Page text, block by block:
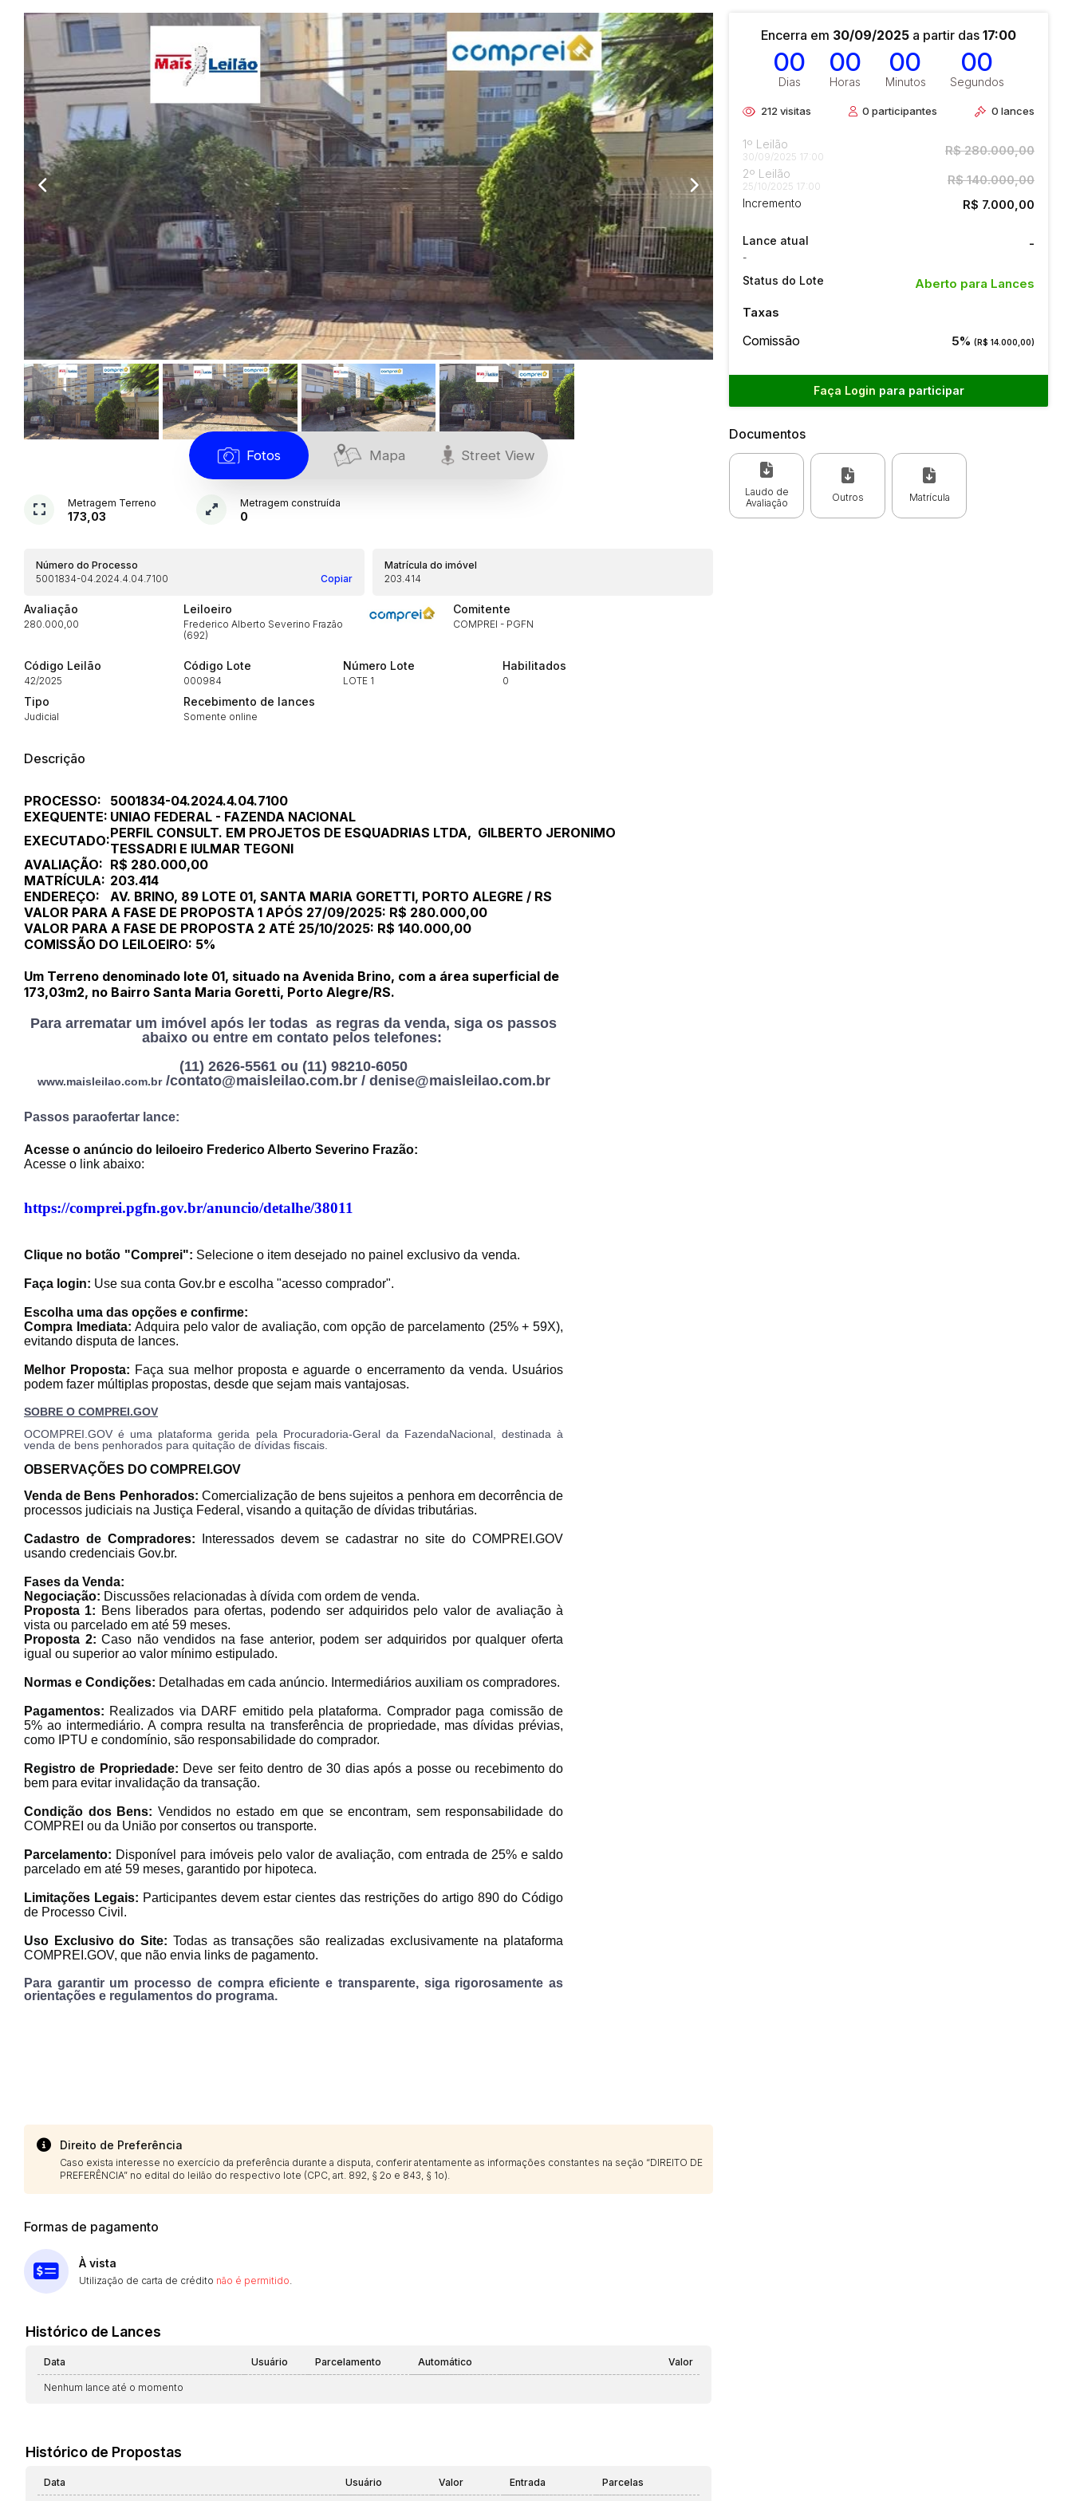
Fotos Mapa Street View
Encerra em 30/09/2025 a partir das 17:00
00
Dias
00
Horas
00
Minutos
00
Segundos
212 visitas 0participantes 0 lances
1º Leilão
30/09/2025 17:00 R$ 280.000,00
2º Leilão
25/10/2025 17:00 R$ 140.000,00
Incremento R$ 7.000,00
Lance atual
-
-
Status do Lote
Aberto para Lances
Taxas
Comissão 5% (R$ 14.000,00)
Faça Login para participar
Documentos
Laudo de
Avaliação
Outros Matrícula
Metragem Terreno
173,03
Metragem construída
0
Número do Processo
5001834-04.2024.4.04.7100
Copiar
Matrícula do imóvel
203.414
Avaliação
280.000,00
Leiloeiro
Frederico Alberto Severino Frazão
(692)
Comitente
COMPREI - PGFN
Código Leilão
42/2025
Código Lote
000984
Número Lote
LOTE 1
Habilitados
0
Tipo
Judicial
Recebimento de lances
Somente online
Descrição
PROCESSO:
5001834-04.2024.4.04.7100
EXEQUENTE: UNIAO FEDERAL - FAZENDA NACIONAL
EXECUTADO:PERFIL CONSULT. EM PROJETOS DE ESQUADRIAS LTDA, GILBERTO JERONIMO
TESSADRI E IULMAR TEGONI
AVALIAÇÃO: R$ 280.000,00
MATRÍCULA: 203.414
ENDEREÇO:
AV. BRINO, 89 LOTE 01, SANTA MARIA GORETTI, PORTO ALEGRE / RS
VALOR PARA A FASE DE PROPOSTA 1 APÓS 27/09/2025: R$ 280.000,00
VALOR PARA A FASE DE PROPOSTA 2 ATÉ 25/10/2025: R$ 140.000,00
COMISSÃO DO LEILOEIRO: 5%
Um Terreno denominado lote 01, situado na Avenida Brino, com a área superficial de
173,03m2, no Bairro Santa Maria Goretti, Porto Alegre/RS.
Para arrematar um imóvel após ler todas as regras da venda, siga os passos
abaixo ou entre em contato pelos telefones:
(11) 2626-5561 ou (11) 98210-6050
www.maisleilao.com.br/contato@maisleilao.com.br/ denise@maisleilao.com.br
Passos paraofertar lance:
Acesse o anúncio do leiloeiro Frederico Alberto Severino Frazão:
Acesse o link abaixo:
https://comprei.pgfn.gov.br/anuncio/detalhe/38011
Clique no botão "Comprei": Selecione o item desejado no painel exclusivo da venda.
Faça login: Use sua conta Gov.br e escolha "acesso comprador".
Escolha uma das opções e confirme:
Compra Imediata: Adquira pelo valor de avaliação, com opção de parcelamento (25% + 59X),
evitando disputa de lances.
Melhor Proposta: Faça sua melhor proposta e aguarde o encerramento da venda. Usuários
podem fazer múltiplas propostas, desde que sejam mais vantajosas.
SOBRE O COMPREI.GOV
OCOMPREI.GOV é uma plataforma gerida pela Procuradoria-Geral da FazendaNacional, destinada à
venda de bens penhorados para quitação de dívidas fiscais.
OBSERVAÇÕES DO COMPREI.GOV
Venda de Bens Penhorados: Comercialização de bens sujeitos a penhora em decorrência de
processos judiciais na Justiça Federal, visando a quitação de dívidas tributárias.
Cadastro de Compradores: Interessados devem se cadastrar no site do COMPREI.GOV
usando credenciais Gov.br.
Fases da Venda:
Negociação: Discussões relacionadas à dívida com ordem de venda.
Proposta 1: Bens liberados para ofertas, podendo ser adquiridos pelo valor de avaliação à
vista ou parcelado em até 59 meses.
Proposta 2: Caso não vendidos na fase anterior, podem ser adquiridos por qualquer oferta
igual ou superior ao valor mínimo estipulado.
Normas e Condições: Detalhadas em cada anúncio. Intermediários auxiliam os compradores.
Pagamentos: Realizados via DARF emitido pela plataforma. Comprador paga comissão de
5% ao intermediário. A compra resulta na transferência de propriedade, mas dívidas prévias,
como IPTU e condomínio, são responsabilidade do comprador.
Registro de Propriedade: Deve ser feito dentro de 30 dias após a posse ou recebimento do
bem para evitar invalidação da transação.
Condição dos Bens: Vendidos no estado em que se encontram, sem responsabilidade do
COMPREI ou da União por consertos ou transporte.
Parcelamento: Disponível para imóveis pelo valor de avaliação, com entrada de 25% e saldo
parcelado em até 59 meses, garantido por hipoteca.
Limitações Legais: Participantes devem estar cientes das restrições do artigo 890 do Código
de Processo Civil.
Uso Exclusivo do Site: Todas as transações são realizadas exclusivamente na plataforma
COMPREI.GOV, que não envia links de pagamento.
Para garantir um processo de compra eficiente e transparente, siga rigorosamente as
orientações e regulamentos do programa.
Direito de Preferência
Caso exista interesse no exercício da preferência durante a disputa, conferir atentamente as informações constantes na seção “DIREITO DE
PREFERÊNCIA” no edital do leilão do respectivo lote (CPC, art. 892, § 2o e 843, § 1o).
Formas de pagamento
À vista
Utilização de carta de crédito não é permitido.
Histórico de Lances
Data Usuário Parcelamento Automático Valor
Nenhum lance até o momento
Histórico de Propostas
Data Usuário Valor Entrada Parcelas
14/04/2025 18:43:11